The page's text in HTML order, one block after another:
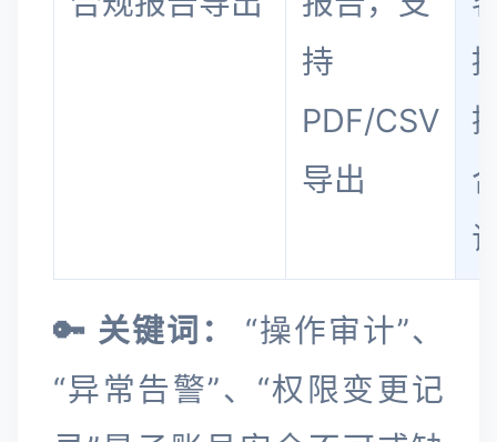
持
PDF/CSV
导出
🔑 关键词：
“操作审计”、
“异常告警”、“权限变更记